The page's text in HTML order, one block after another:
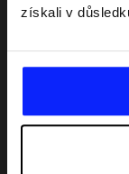
získali v